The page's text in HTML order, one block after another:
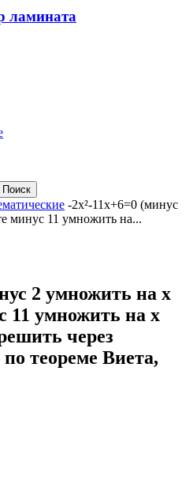
ламината
-2x²-11x+6=0 (минус
минус 11 умножить на...
2 умножить на x
11 умножить на x
через
теореме Виета,